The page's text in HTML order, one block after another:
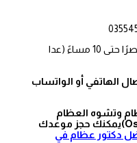
يوميًا من الساعة 4 عصرًا حتى 10 مساءً (عدا
الهاتفي أو الواتساب
وتشوه العظام
(Osteoarthritis vs Osteoporosis)يمكنك حجز موعدك
دكتور عظام في